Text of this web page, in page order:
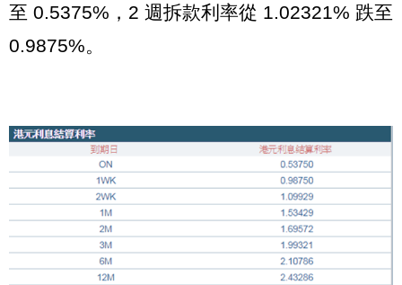
至 0.5375%，2 週拆款利率從 1.02321% 跌至
0.9875%。